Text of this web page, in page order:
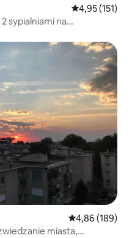
Średnia
4,95 (151)
sypialniami na
Średnia
4,86 (189)
miasta,